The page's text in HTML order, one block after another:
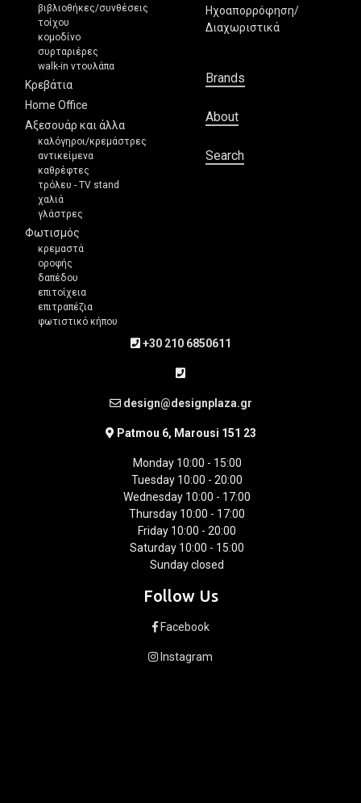
βιβλιοθήκες/συνθέσεις
τοίχου
κομοδίνο
συρταριέρες
walk-in ντουλάπα
Κρεβάτια
Home Office
Αξεσουάρ και άλλα
καλόγηροι/κρεμάστρες
αντικείμενα
καθρέφτες
τρόλευ - TV stand
χαλιά
γλάστρες
Φωτισμός
κρεμαστά
οροφής
δαπέδου
επιτοίχεια
επιτραπέζια
φωτιστικό κήπου
Ηχοαπορρόφηση/
Διαχωριστικά
Brands
About
Search
+30 210 6850611
design@designplaza.gr
Patmou 6, Marousi 151 23
Monday 10:00 - 15:00
Tuesday 10:00 - 20:00
Wednesday 10:00 - 17:00
Thursday 10:00 - 17:00
Friday 10:00 - 20:00
Saturday 10:00 - 15:00
Sunday closed
Follow Us
Facebook
Instagram